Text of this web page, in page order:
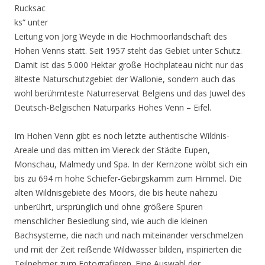
Rucksac
ks“ unter
Leitung von Jörg Weyde in die Hochmoorlandschaft des
Hohen Venns statt. Seit 1957 steht das Gebiet unter Schutz.
Damit ist das 5.000 Hektar große Hochplateau nicht nur das
älteste Naturschutzgebiet der Wallonie, sondern auch das
wohl berühmteste Naturreservat Belgiens und das Juwel des
Deutsch-Belgischen Naturparks Hohes Venn – Eifel.
Im Hohen Venn gibt es noch letzte authentische Wildnis-
Areale und das mitten im Viereck der Städte Eupen,
Monschau, Malmedy und Spa. In der Kernzone wölbt sich ein
bis zu 694 m hohe Schiefer-Gebirgskamm zum Himmel. Die
alten Wildnisgebiete des Moors, die bis heute nahezu
unberührt, ursprünglich und ohne größere Spuren
menschlicher Besiedlung sind, wie auch die kleinen
Bachsysteme, die nach und nach miteinander verschmelzen
und mit der Zeit reißende Wildwasser bilden, inspirierten die